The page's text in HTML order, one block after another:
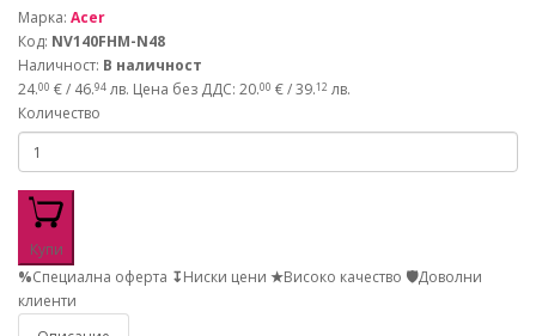
Марка: Acer
Код: NV140FHM-N48
Наличност: В наличност
24.00 € / 46.94 лв. Цена без ДДС: 20.00 € / 39.12 лв.
Количество
Купи
%Специална оферта ↧Ниски цени ★Високо качество 🛡Доволни
клиенти